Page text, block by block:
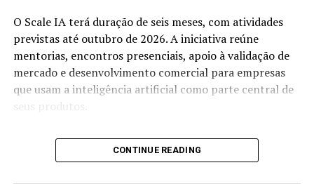
RELATED TOPICS: COMUNICAÇÃO PÚBLICA
DESTAQUEPOP
RIO DE JANEIRO
RNCP TELEVISÃO TV 3.0
SoberanIA entra em fase comercial com IA para
SaferNet identifica 173 vítimas de deepfakes sexuais em
escolas de dez estados
O Scale IA terá duração de seis meses, com atividades
previstas até outubro de 2026. A iniciativa reúne
mentorias, encontros presenciais, apoio à validação de
mercado e desenvolvimento comercial para empresas
que usam a inteligência artificial como parte central de
seus produtos.
O programa é realizado pelo Sebrae Startups em
parceria com o Centro de Excelência em Inteligência
CONTINUE READING